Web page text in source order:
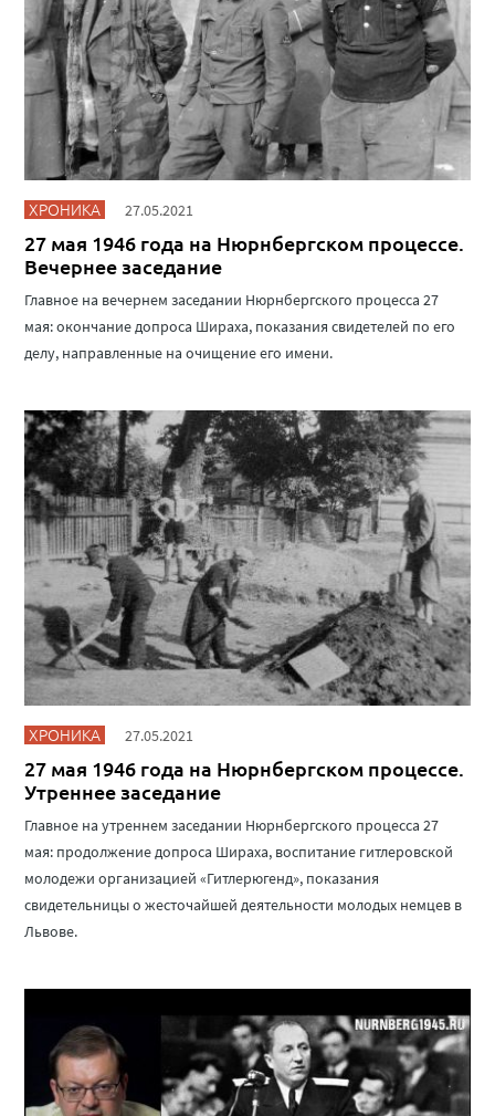
ХРОНИКА 27.05.2021
27 мая 1946 года на Нюрнбергском процессе.
Вечернее заседание
Главное на вечернем заседании Нюрнбергского процесса 27
мая: окончание допроса Шираха, показания свидетелей по его
делу, направленные на очищение его имени.
ХРОНИКА 27.05.2021
27 мая 1946 года на Нюрнбергском процессе.
Утреннее заседание
Главное на утреннем заседании Нюрнбергского процесса 27
мая: продолжение допроса Шираха, воспитание гитлеровской
молодежи организацией «Гитлерюгенд», показания
свидетельницы о жесточайшей деятельности молодых немцев в
Львове.